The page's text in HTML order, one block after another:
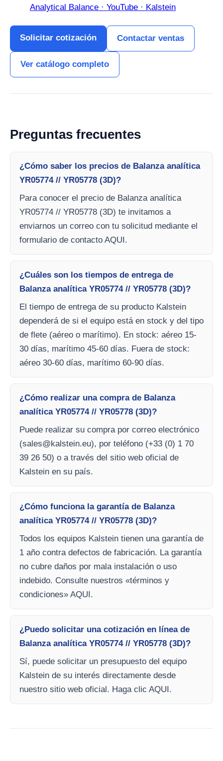
Analytical Balance · YouTube · Kalstein
Solicitar cotización Contactar ventas
Ver catálogo completo
Preguntas frecuentes
¿Cómo saber los precios de Balanza analítica
YR05774 // YR05778 (3D)?
Para conocer el precio de Balanza analítica
YR05774 // YR05778 (3D) te invitamos a
enviarnos un correo con tu solicitud mediante el
formulario de contacto AQUI.
¿Cuáles son los tiempos de entrega de
Balanza analítica YR05774 // YR05778 (3D)?
El tiempo de entrega de su producto Kalstein
dependerá de si el equipo está en stock y del tipo
de flete (aéreo o marítimo). En stock: aéreo 15-
30 días, marítimo 45-60 días. Fuera de stock:
aéreo 30-60 días, marítimo 60-90 días.
¿Cómo realizar una compra de Balanza
analítica YR05774 // YR05778 (3D)?
Puede realizar su compra por correo electrónico
(sales@kalstein.eu), por teléfono (+33 (0) 1 70
39 26 50) o a través del sitio web oficial de
Kalstein en su país.
¿Cómo funciona la garantía de Balanza
analítica YR05774 // YR05778 (3D)?
Todos los equipos Kalstein tienen una garantía de
1 año contra defectos de fabricación. La garantía
no cubre daños por mala instalación o uso
indebido. Consulte nuestros «términos y
condiciones» AQUI.
¿Puedo solicitar una cotización en línea de
Balanza analítica YR05774 // YR05778 (3D)?
Sí, puede solicitar un presupuesto del equipo
Kalstein de su interés directamente desde
nuestro sitio web oficial. Haga clic AQUI.